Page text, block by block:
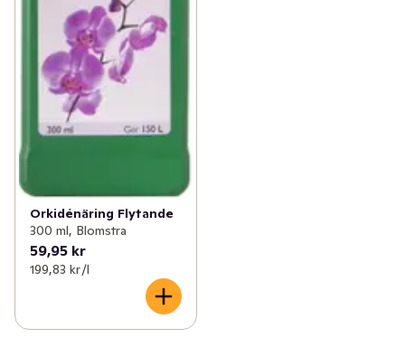
Orkidénäring Flytande
300 ml, Blomstra
59,95 kr
199,83 kr /l